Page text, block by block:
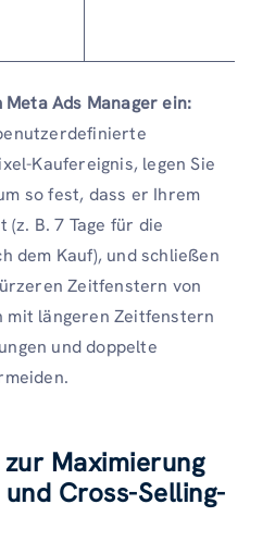
Ads Manager ein:
Kaufereignis, legen Sie
so fest, dass er Ihrem
B. 7 Tage für die
dem Kauf), und schließen
Zeitfenstern von
mit längeren Zeitfenstern
und doppelte
Maximierung
Cross-Selling-